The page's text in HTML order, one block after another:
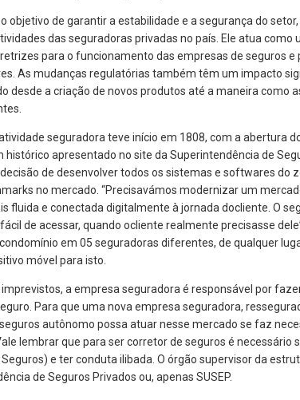
objetivo de garantir a estabilidade e a segurança do
das seguradoras privadas no país. Ele atua
para o funcionamento das empresas de seguros e
As mudanças regulatórias também têm um impacto
desde a criação de novos produtos até a maneira como
atividade seguradora teve início em 1808, com a abertura
histórico apresentado no site da Superintendência de
de desenvolver todos os sistemas e softwares do
no mercado. “Precisavámos modernizar um
fluida e conectada digitalmente à jornada docliente. O
de acessar, quando ocliente realmente precisasse
em 05 seguradoras diferentes, de qualquer
móvel para isto.
imprevistos, a empresa seguradora é responsável por
Para que uma nova empresa seguradora,
autônomo possa atuar nesse mercado se faz
lembrar que para ser corretor de seguros é necessário
Seguros) e ter conduta ilibada. O órgão supervisor da
de Seguros Privados ou, apenas SUSEP.